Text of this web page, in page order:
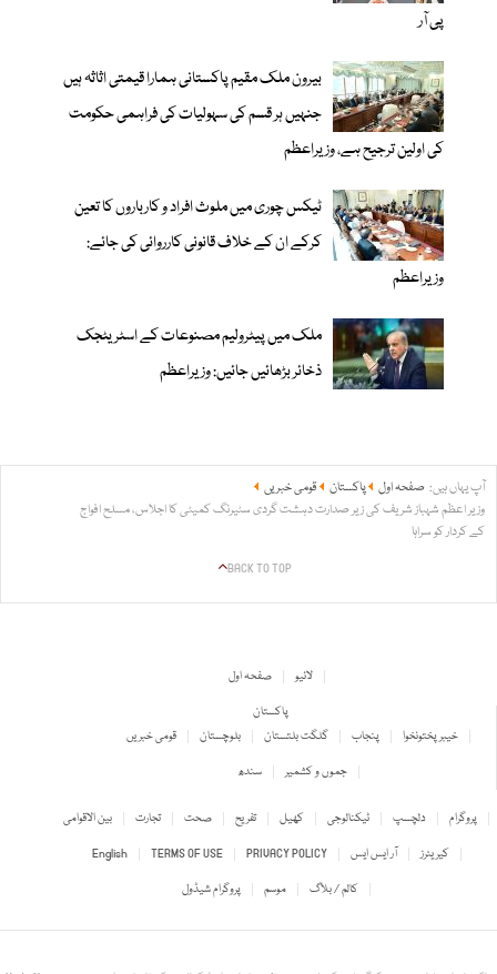
پی آر
بیرون ملک مقیم پاکستانی ہمارا قیمتی اثاثہ ہیں
جنہیں ہر قسم کی سہولیات کی فراہمی حکومت
کی اولین ترجیح ہے، وزیراعظم
ٹیکس چوری میں ملوث افراد و کارباروں کا تعین
کرکے ان کے خلاف قانونی کارروائی کی جائے:
وزیراعظم
ملک میں پیٹرولیم مصنوعات کے اسٹریٹجک
ذخائر بڑھائیں جائیں: وزیراعظم
آپ یہاں ہیں: صفحہ اول پاکستان
قومی خبریں
وزیر اعظم شہباز شریف کی زیر صدارت دہشت گردی سٹیرنگ کمیٹی کا اجلاس، مسلح افواج
کے کردار کو سراہا
BACK TO TOP
صفحہ اول
لائیو
پاکستان
قومی خبریں
بلوچستان گلگت بلتستان پنجاب
خیبر پختونخوا
سندھ
جموں و کشمیر
بین الاقوامی تجارت صحت تفریح کھیل ٹیکنالوجی دلچسپ
پروگرام
English
TERMS OF USE PRIVACY POLICY آر ایس ایس
کیریئرز
پروگرام شیڈول
موسم کالم / بلاگ